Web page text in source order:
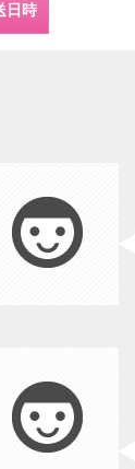
日時